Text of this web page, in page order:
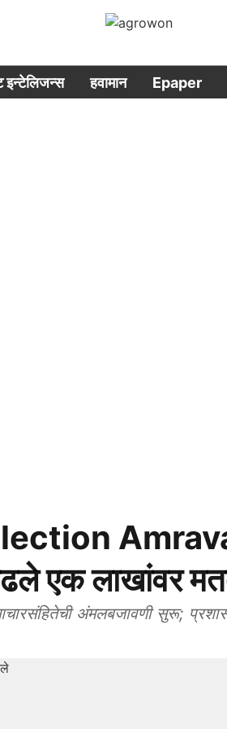
इन्टेलिजन्स हवामान Epaper
एक लाखांवर
अंमलबजावणी सुरू;